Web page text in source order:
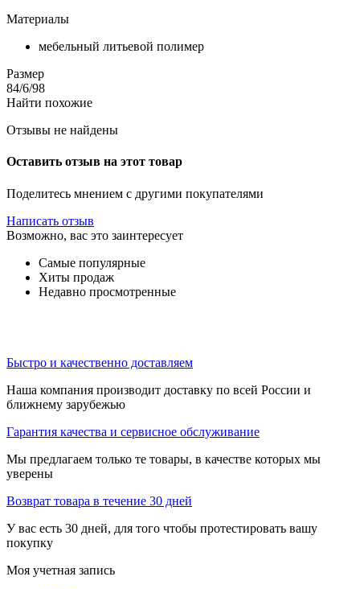
Материалы
мебельный литьевой полимер
Размер
84/6/98
Найти похожие
Отзывы не найдены
Оставить отзыв на этот товар
Поделитесь мнением с другими покупателями
Написать отзыв
Возможно, вас это заинтересует
Самые популярные
Хиты продаж
Недавно просмотренные
Быстро и качественно доставляем
Наша компания производит доставку по всей России и
ближнему зарубежью
Гарантия качества и сервисное обслуживание
Мы предлагаем только те товары, в качестве которых мы
уверены
Возврат товара в течение 30 дней
У вас есть 30 дней, для того чтобы протестировать вашу
покупку
Моя учетная запись